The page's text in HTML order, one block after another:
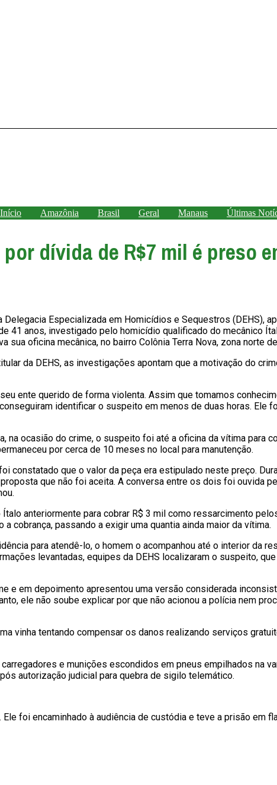
Início Amazônia Brasil Geral Manaus Últimas
dívida de R$7 mil é preso
Especializada em Homicídios e Sequestros (DEHS),
41 anos, investigado pelo homicídio qualificado do mecânico
oficina mecânica, no bairro Colônia Terra Nova, zona norte
da DEHS, as investigações apontam que a motivação do
ente querido de forma violenta. Assim que tomamos
identificar o suspeito em menos de duas horas. Ele
na ocasião do crime, o suspeito foi até a oficina da vítima para
por cerca de 10 meses no local para manutenção.
constatado que o valor da peça era estipulado neste preço.
que não foi aceita. A conversa entre os dois foi ouvida
anteriormente para cobrar R$ 3 mil como ressarcimento
cobrança, passando a exigir uma quantia ainda maior da vítima.
para atendê-lo, o homem o acompanhou até o interior da
levantadas, equipes da DEHS localizaram o suspeito,
e em depoimento apresentou uma versão considerada
ele não soube explicar por que não acionou a polícia nem
vinha tentando compensar os danos realizando serviços
e munições escondidos em pneus empilhados na
autorização judicial para quebra de sigilo telemático.
foi encaminhado à audiência de custódia e teve a prisão em